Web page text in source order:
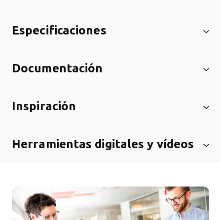
Especificaciones
Documentación
Inspiración
Herramientas digitales y vídeos